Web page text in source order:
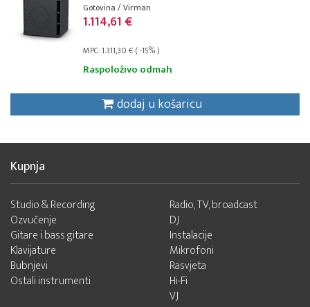
Gotovina / Virman
1.114,61 €
MPC: 1.311,30 € ( -15% )
Raspoloživo odmah
dodaj u košaricu
Kupnja
Studio & Recording
Ozvučenje
Gitare i bass gitare
Klavijature
Bubnjevi
Ostali instrumenti
Radio, TV, broadcast
DJ
Instalacije
Mikrofoni
Rasvjeta
Hi-Fi
VJ